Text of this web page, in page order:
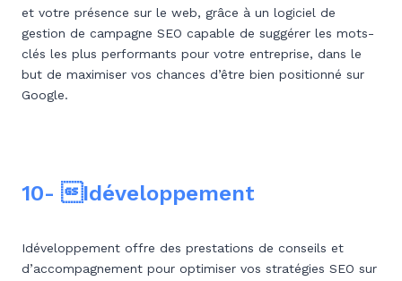
et votre présence sur le web, grâce à un logiciel de
gestion de campagne SEO capable de suggérer les mots-
clés les plus performants pour votre entreprise, dans le
but de maximiser vos chances d’être bien positionné sur
Google.
10- Idéveloppement
Idéveloppement offre des prestations de conseils et
d’accompagnement pour optimiser vos stratégies SEO sur